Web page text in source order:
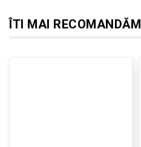
ÎTI MAI RECOMANDĂM